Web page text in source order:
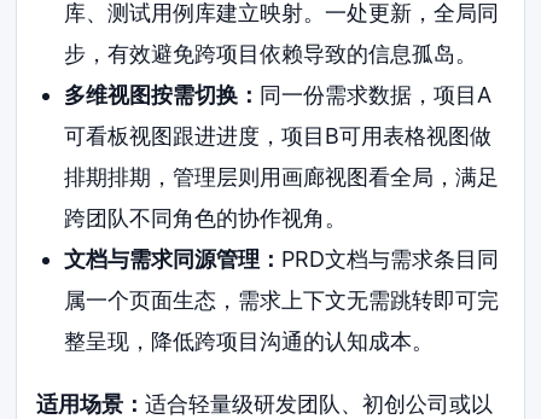
库、测试用例库建立映射。一处更新，全局同
步，有效避免跨项目依赖导致的信息孤岛。
多维视图按需切换： 同一份需求数据，项目A
可看板视图跟进进度，项目B可用表格视图做
排期排期，管理层则用画廊视图看全局，满足
跨团队不同角色的协作视角。
文档与需求同源管理： PRD文档与需求条目同
属一个页面生态，需求上下文无需跳转即可完
整呈现，降低跨项目沟通的认知成本。
适用场景：适合轻量级研发团队、初创公司或以